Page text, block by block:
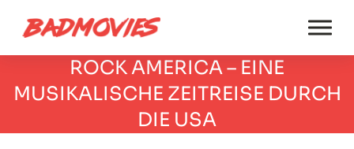
ROCK AMERICA – EINE
MUSIKALISCHE ZEITREISE DURCH
DIE USA